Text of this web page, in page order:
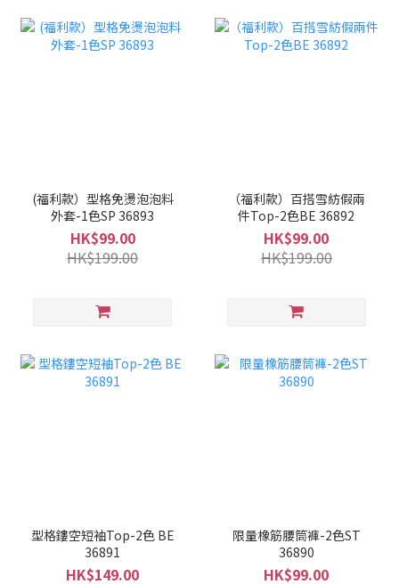
(福利款）型格免燙泡泡料
外套-1色SP 36893
HK$99.00
HK$199.00
（福利款）百搭雪紡假兩
件Top-2色BE 36892
HK$99.00
HK$199.00
型格鏤空短袖Top-2色 BE
36891
HK$149.00
限量橡筋腰筒褲-2色ST
36890
HK$99.00